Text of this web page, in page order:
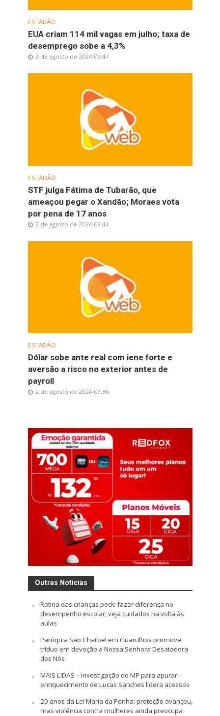
ESTADÃO
EUA criam 114 mil vagas em julho; taxa de
desemprego sobe a 4,3%
2 de agosto de 2024 09:47
ESTADÃO
STF julga Fátima de Tubarão, que
ameaçou pegar o Xandão; Moraes vota
por pena de 17 anos
2 de agosto de 2024 09:44
ESTADÃO
Dólar sobe ante real com iene forte e
aversão a risco no exterior antes de
payroll
2 de agosto de 2024 09:36
Outras Notícias
Rotina das crianças pode fazer diferença no
desempenho escolar; veja cuidados na volta às
aulas
Paróquia São Charbel em Guarulhos promove
tríduo em devoção a Nossa Senhora Desatadora
dos Nós
MAIS LIDAS – Investigação do MP para apurar
enriquecimento de Lucas Sanches lidera acessos
20 anos da Lei Maria da Penha: proteção avançou,
mas violência contra mulheres ainda preocupa